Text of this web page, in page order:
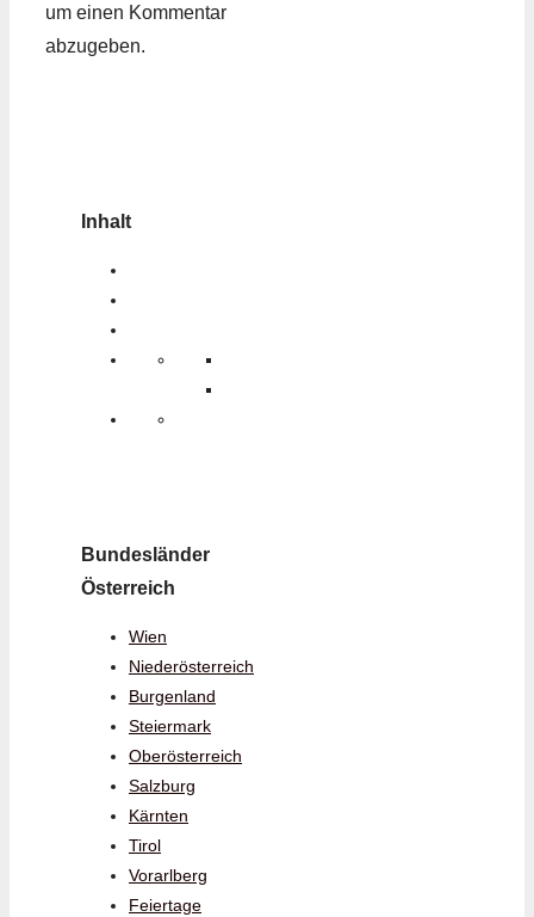
um einen Kommentar
abzugeben.
Inhalt
Bundesländer
Österreich
Wien
Niederösterreich
Burgenland
Steiermark
Oberösterreich
Salzburg
Kärnten
Tirol
Vorarlberg
Feiertage